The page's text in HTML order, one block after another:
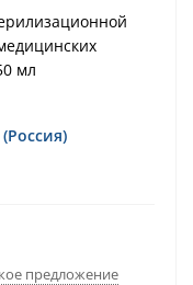
мл
предложение